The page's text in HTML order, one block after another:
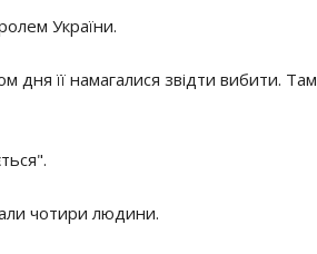
України.
дня її намагалися звідти вибити. Там
чотири людини.